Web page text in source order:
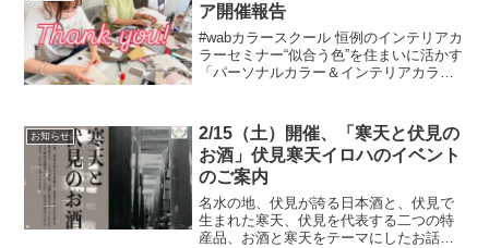
ア開催報告
#wabカラースクール 恒例のインテリアカ
ラーセミナー“似合う色”を住まいに活かす
「パーソナルカラー＆インテリアカラ
にしたカラースキムづくりでは、4つのカ
ラータイプを見...
お知らせ
2/15（土）開催、「寒天と伏見の
お酒」伏見寒天イロハのイベント
のご案内
名水の地、伏見が誇る日本酒と、伏見で
生まれた寒天、伏見を代表する二つの特
産品、お酒と寒天をテーマにしたお話と